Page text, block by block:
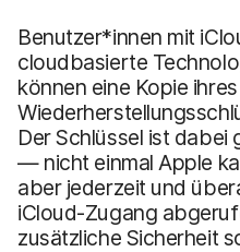
Benutzer*innen mit
cloudbasierte
können eine Kopie
Der Schlüssel ist
— nicht einmal Apple
aber jederzeit und
iCloud-Zugang
zusätzliche Sicherheit